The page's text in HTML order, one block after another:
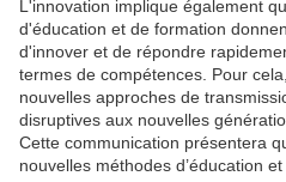
L'innovation implique également
d'éducation et de formation
d'innover et de répondre
termes de compétences. Pour
nouvelles approches de
disruptives aux nouvelles
Cette communication présentera
nouvelles méthodes d’éducation